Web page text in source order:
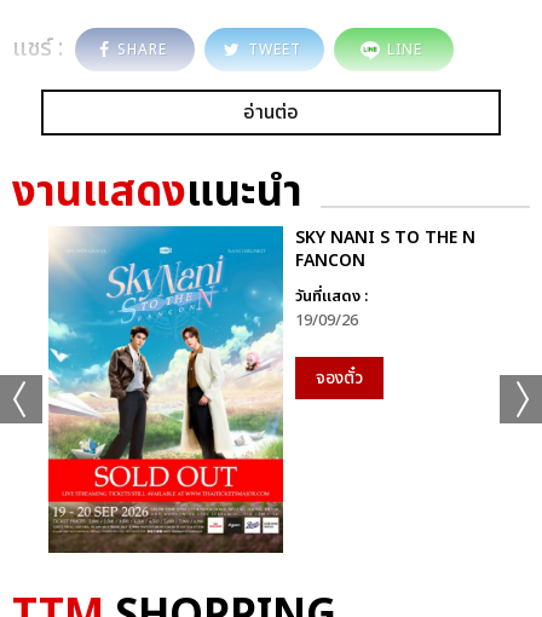
แชร์ : SHARE TWEET LINE
อ่านต่อ
งานแสดงแนะนำ
SKY NANI S TO THE N
FANCON
วันที่แสดง :
19/09/26
จองตั๋ว